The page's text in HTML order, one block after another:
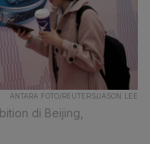
ANTARA FOTO/REUTERS/JASON LEE
di Beijing,